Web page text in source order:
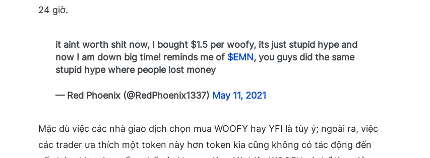
24 giờ.
it aint worth shit now, I bought $1.5 per woofy, its just stupid hype and
now I am down big time! reminds me of $EMN, you guys did the same
stupid hype where people lost money
— Red Phoenix (@RedPhoenix1337) May 11, 2021
Mặc dù việc các nhà giao dịch chọn mua WOOFY hay YFI là tùy ý; ngoài ra, việc
các trader ưa thích một token này hơn token kia cũng không có tác động đến